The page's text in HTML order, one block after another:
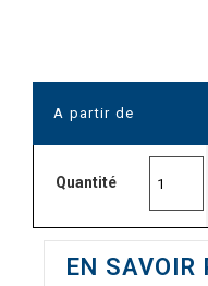
A partir de
Quantité
EN SAVOIR